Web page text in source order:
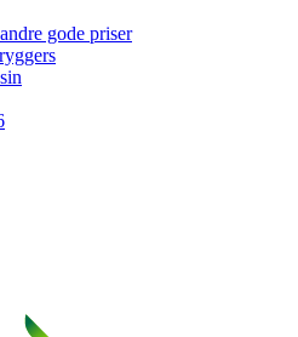
gode priser